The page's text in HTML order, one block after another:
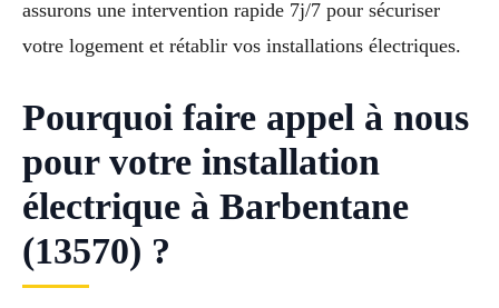
assurons une intervention rapide 7j/7 pour sécuriser
votre logement et rétablir vos installations électriques.
Pourquoi faire appel à nous
pour votre installation
électrique à Barbentane
(13570) ?